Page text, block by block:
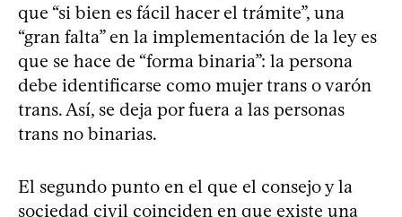
que “si bien es fácil hacer el trámite”, una
“gran falta” en la implementación de la ley es
que se hace de “forma binaria”: la persona
debe identificarse como mujer trans o varón
trans. Así, se deja por fuera a las personas
trans no binarias.
El segundo punto en el que el consejo y la
sociedad civil coinciden en que existe una